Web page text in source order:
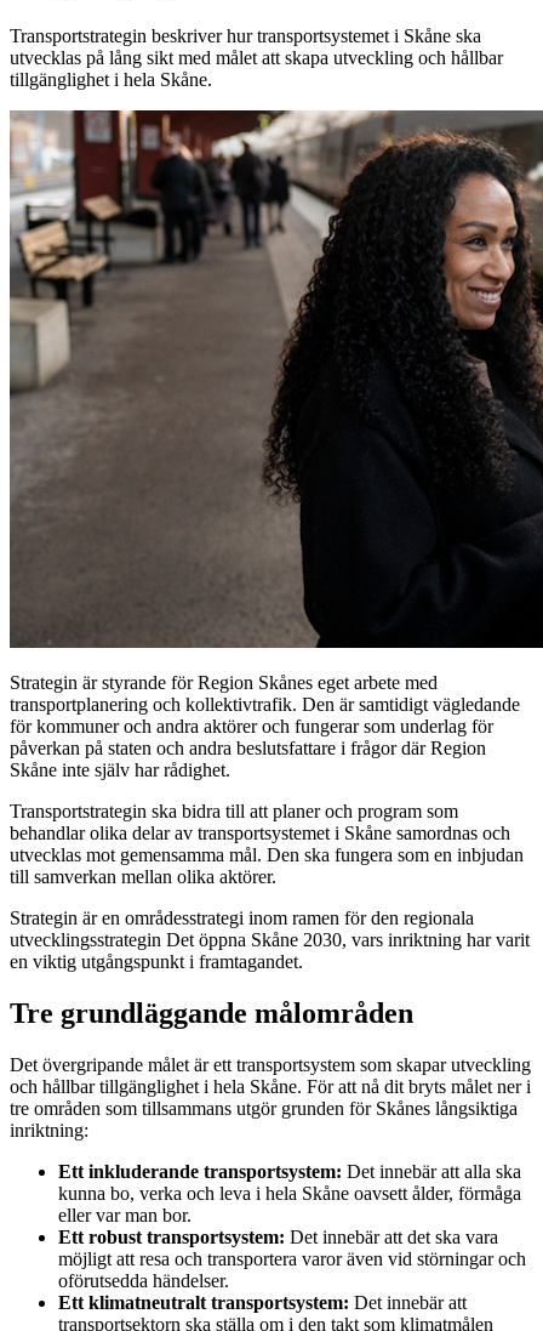
Transportstrategin beskriver hur transportsystemet i Skåne ska
utvecklas på lång sikt med målet att skapa utveckling och hållbar
tillgänglighet i hela Skåne.
Strategin är styrande för Region Skånes eget arbete med
transportplanering och kollektivtrafik. Den är samtidigt vägledande
för kommuner och andra aktörer och fungerar som underlag för
påverkan på staten och andra beslutsfattare i frågor där Region
Skåne inte själv har rådighet.
Transportstrategin ska bidra till att planer och program som
behandlar olika delar av transportsystemet i Skåne samordnas och
utvecklas mot gemensamma mål. Den ska fungera som en inbjudan
till samverkan mellan olika aktörer.
Strategin är en områdesstrategi inom ramen för den regionala
utvecklingsstrategin Det öppna Skåne 2030, vars inriktning har varit
en viktig utgångspunkt i framtagandet.
Tre grundläggande målområden
Det övergripande målet är ett transportsystem som skapar utveckling
och hållbar tillgänglighet i hela Skåne. För att nå dit bryts målet ner i
tre områden som tillsammans utgör grunden för Skånes långsiktiga
inriktning:
Ett inkluderande transportsystem: Det innebär att alla ska
kunna bo, verka och leva i hela Skåne oavsett ålder, förmåga
eller var man bor.
Ett robust transportsystem: Det innebär att det ska vara
möjligt att resa och transportera varor även vid störningar och
oförutsedda händelser.
Ett klimatneutralt transportsystem: Det innebär att
transportsektorn ska ställa om i den takt som klimatmålen